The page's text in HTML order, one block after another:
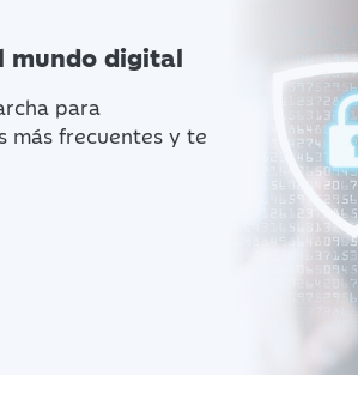
mundo digital
para
más frecuentes y te